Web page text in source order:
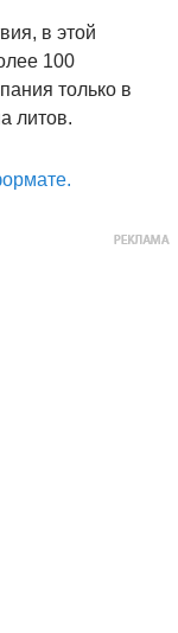
в этой
100
только в
литов.